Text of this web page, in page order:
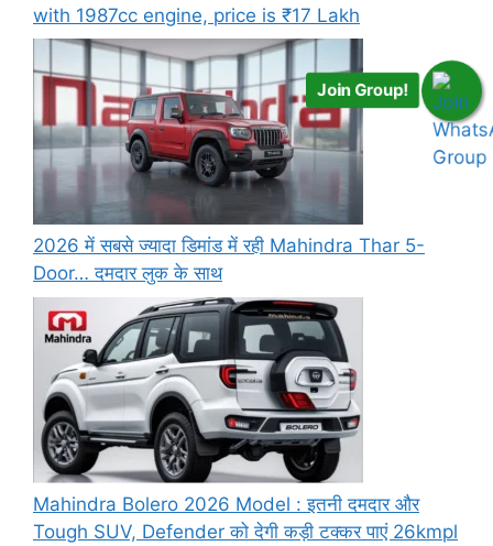
with 1987cc engine, price is ₹17 Lakh
2026 में सबसे ज्यादा डिमांड में रही Mahindra Thar 5-
Door… दमदार लुक के साथ
Mahindra Bolero 2026 Model : इतनी दमदार और
Tough SUV, Defender को देगी कड़ी टक्कर पाएं 26kmpl
Join Group!